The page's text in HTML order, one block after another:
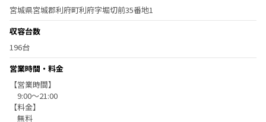
宮城県宮城郡利府町利府字堀切前35番地1
収容台数
196台
営業時間・料金
【営業時間】
9:00～21:00
【料金】
無料